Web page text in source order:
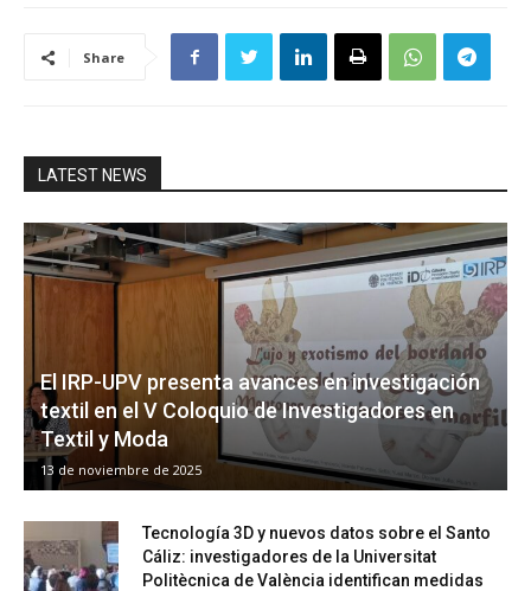
Share
LATEST NEWS
El IRP-UPV presenta avances en investigación
textil en el V Coloquio de Investigadores en
Textil y Moda
13 de noviembre de 2025
Tecnología 3D y nuevos datos sobre el Santo
Cáliz: investigadores de la Universitat
Politècnica de València identifican medidas